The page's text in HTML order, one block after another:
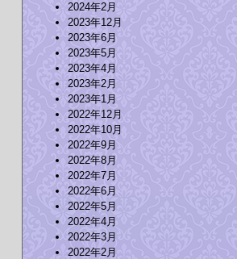
2024年2月
2023年12月
2023年6月
2023年5月
2023年4月
2023年2月
2023年1月
2022年12月
2022年10月
2022年9月
2022年8月
2022年7月
2022年6月
2022年5月
2022年4月
2022年3月
2022年2月